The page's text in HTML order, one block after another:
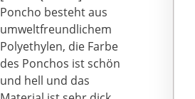
kann für eine lange Zeit
verwendet werden. Es
ist extrem abrieb- und
reißfest. Starke
wasserdichte Leistung
schützt Sie vor starkem
Poncho besteht aus
umweltfreundlichem
Polyethylen, die Farbe
des Ponchos ist schön
und hell und das